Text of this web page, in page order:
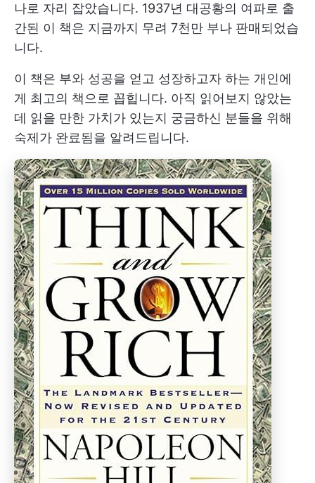
나로 자리 잡았습니다. 1937년 대공황의 여파로 출
간된 이 책은 지금까지 무려 7천만 부나 판매되었습
니다.
이 책은 부와 성공을 얻고 성장하고자 하는 개인에
게 최고의 책으로 꼽힙니다. 아직 읽어보지 않았는
데 읽을 만한 가치가 있는지 궁금하신 분들을 위해
숙제가 완료됨을 알려드립니다.